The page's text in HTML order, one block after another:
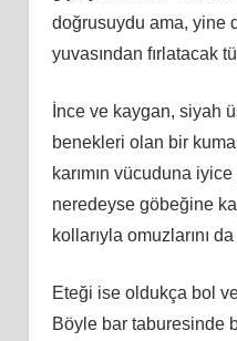
doğrusuydu ama, yine
yuvasından fırlatacak
İnce ve kaygan, siyah
benekleri olan bir
karımın vücuduna
neredeyse göbeğine
kollarıyla omuzlarını
Eteği ise oldukça bol
Böyle bar taburesinde